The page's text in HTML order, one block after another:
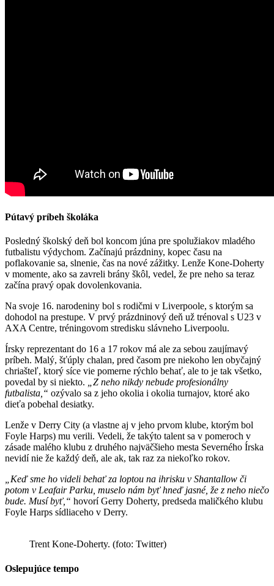
Pútavý príbeh školáka
Posledný školský deň bol koncom júna pre spolužiakov mladého
futbalistu výdychom. Začínajú prázdniny, kopec času na
poflakovanie sa, slnenie, čas na nové zážitky. Lenže Kone-Doherty
v momente, ako sa zavreli brány škôl, vedel, že pre neho sa teraz
začína pravý opak dovolenkovania.
Na svoje 16. narodeniny bol s rodičmi v Liverpoole, s ktorým sa
dohodol na prestupe. V prvý prázdninový deň už trénoval s U23 v
AXA Centre, tréningovom stredisku slávneho Liverpoolu.
Írsky reprezentant do 16 a 17 rokov má ale za sebou zaujímavý
príbeh. Malý, šťúply chalan, pred časom pre niekoho len obyčajný
chriašteľ, ktorý síce vie pomerne rýchlo behať, ale to je tak všetko,
povedal by si niekto.
„Z neho nikdy nebude profesionálny
futbalista,“ ozývalo sa z jeho okolia i okolia turnajov, ktoré ako
dieťa pobehal desiatky.
Lenže v Derry City (a vlastne aj v jeho prvom klube, ktorým bol
Foyle Harps) mu verili. Vedeli, že takýto talent sa v pomeroch v
zásade malého klubu z druhého najväčšieho mesta Severného Írska
nevidí nie že každý deň, ale ak, tak raz za niekoľko rokov.
„Keď sme ho videli behať za loptou na ihrisku v Shantallow či
potom v Leafair Parku, muselo nám byť hneď jasné, že z neho niečo
bude. Musí byť,“ hovorí Gerry Doherty, predseda maličkého klubu
Foyle Harps sídliaceho v Derry.
Trent Kone-Doherty. (foto: Twitter)
Oslepujúce tempo